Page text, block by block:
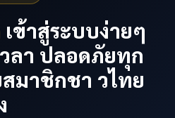
เข้าสู่ระบบง่ายๆ
ลา ปลอดภัยทุก
มาชิกชา วไทย